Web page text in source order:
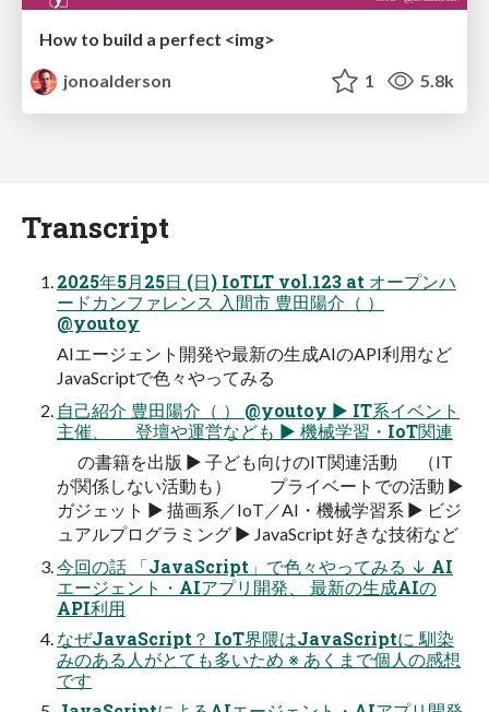
How to build a perfect <img>
jonoalderson
1 5.8k
Transcript
2025年5月25日 (日) IoTLT vol.123 at オープンハ
ードカンファレンス 入間市 豊田陽介（ ）
@youtoy
AIエージェント開発や最新の生成AIのAPI利用など
JavaScriptで色々やってみる
自己紹介 豊田陽介（ ） @youtoy ▶ IT系イベント
主催、 登壇や運営なども ▶ 機械学習・IoT関連
の書籍を出版 ▶ 子ども向けのIT関連活動 （IT
が関係しない活動も） プライベートでの活動 ▶
ガジェット ▶ 描画系／IoT／AI・機械学習系 ▶ ビジ
ュアルプログラミング ▶ JavaScript 好きな技術など
今回の話 「JavaScript」で色々やってみる ↓ AI
エージェント・AIアプリ開発、 最新の生成AIの
API利用
なぜJavaScript？ IoT界隈はJavaScriptに 馴染
みのある人がとても多いため ※ あくまで個人の感想
です